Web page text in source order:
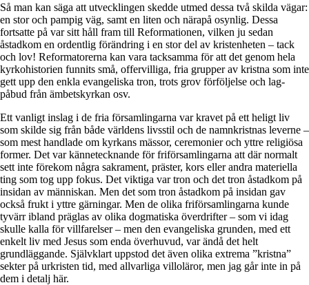
Så man kan säga att utvecklingen skedde utmed dessa två skilda vägar:
en stor och pampig väg, samt en liten och närapå osynlig. Dessa
fortsatte på var sitt håll fram till Reformationen, vilken ju sedan
åstadkom en ordentlig förändring i en stor del av kristenheten – tack
och lov! Reformatorerna kan vara tacksamma för att det genom hela
kyrkohistorien funnits små, offervilliga, fria grupper av kristna som inte
gett upp den enkla evangeliska tron, trots grov förföljelse och lag-
påbud från ämbetskyrkan osv.
Ett vanligt inslag i de fria församlingarna var kravet på ett heligt liv
som skilde sig från både världens livsstil och de namnkristnas leverne –
som mest handlade om kyrkans mässor, ceremonier och yttre religiösa
former. Det var kännetecknande för friförsamlingarna att där normalt
sett inte förekom några sakrament, präster, kors eller andra materiella
ting som tog upp fokus. Det viktiga var tron och det tron åstadkom på
insidan av människan. Men det som tron åstadkom på insidan gav
också frukt i yttre gärningar. Men de olika friförsamlingarna kunde
tyvärr ibland präglas av olika dogmatiska överdrifter – som vi idag
skulle kalla för villfarelser – men den evangeliska grunden, med ett
enkelt liv med Jesus som enda överhuvud, var ändå det helt
grundläggande. Självklart uppstod det även olika extrema ”kristna”
sekter på urkristen tid, med allvarliga villoläror, men jag går inte in på
dem i detalj här.